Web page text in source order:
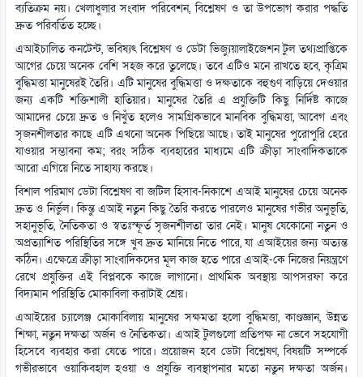
ব্যতিক্রম নয়। খেলাধুলার সংবাদ পরিবেশন, বিশ্লেষণ ও তা উপভোগ করার পদ্ধতি
দ্রুত পরিবর্তিত হচ্ছে।
এআইচালিত কনটেন্ট, ভবিষ্যৎ বিশ্লেষণ ও ডেটা ভিজ্যুয়ালাইজেশন টুল তথ্যপ্রাপ্তিকে
আগের চেয়ে অনেক বেশি সহজ করে তুলেছে। তবে এটিও মনে রাখতে হবে, কৃত্রিম
বুদ্ধিমত্তা মানুষেরই তৈরি। এটি মানুষের বুদ্ধিমত্তা ও দক্ষতাকে বহুগুণ বাড়িয়ে দেওয়ার
জন্য একটি শক্তিশালী হাতিয়ার। মানুষের তৈরি এ প্রযুক্তিটি কিছু নির্দিষ্ট কাজে
আমাদের চেয়ে দ্রুত ও নিখুঁত হলেও সামগ্রিকভাবে মানবিক বুদ্ধিমত্তা, আবেগ এবং
সৃজনশীলতার কাছে এটি এখনো অনেক পিছিয়ে আছে। তাই মানুষের পুরোপুরি হেরে
যাওয়ার সম্ভাবনা কম; বরং সঠিক ব্যবহারের মাধ্যমে এটি ক্রীড়া সাংবাদিকতাকে
আরো এগিয়ে নিতে সাহায্য করছে।
বিশাল পরিমাণ ডেটা বিশ্লেষণ বা জটিল হিসাব-নিকাশে এআই মানুষের চেয়ে অনেক
দ্রুত ও নির্ভুল। কিন্তু এআই নতুন কিছু তৈরি করতে পারলেও মানুষের গভীর অনুভূতি,
সহানুভূতি, নৈতিকতা ও স্বতঃস্ফূর্ত সৃজনশীলতা তার নেই। মানুষ যেকোনো নতুন ও
অপ্রত্যাশিত পরিস্থিতির সঙ্গে খুব দ্রুত মানিয়ে নিতে পারে, যা এআইয়ের জন্য অত্যন্ত
কঠিন। এক্ষেত্রে ক্রীড়া সাংবাদিকদের মূল কাজ হতে পারে এআই-কে নিজের নিয়ন্ত্রণে
রেখে প্রযুক্তির এই বিপ্লবকে কাজে লাগানো। প্রাথমিক অবস্থায় আপসরফা করে
বিদ্যমান পরিস্থিতি মোকাবিলা করাটাই শ্রেয়।
এআইয়ের চ্যালেঞ্জ মোকাবিলায় মানুষের সক্ষমতা হলো বুদ্ধিমত্তা, কাণ্ডজ্ঞান, উন্নত
শিক্ষা, নতুন দক্ষতা অর্জন ও নৈতিকতা। এআই টুলগুলো প্রতিপক্ষ না ভেবে সহযোগী
হিসেবে ব্যবহার করা যেতে পারে। প্রয়োজন হবে ডেটা বিশ্লেষণ, বিষয়টি সম্পর্কে
গভীরভাবে ওয়াকিবহাল হওয়া ও প্রযুক্তি ব্যবস্থাপনার মতো নতুন দক্ষতা অর্জন।